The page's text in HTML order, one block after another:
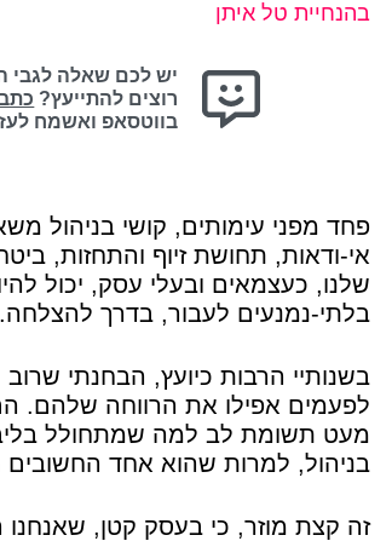
בהנחיית טל איתן
יש לכם שאלה לגבי
רוצים להתייעץ?
בווטסאפ ואשמח
פחד מפני עימותים, קושי בניהול
אי-ודאות, תחושת זיוף והתחזות,
שלנו, כעצמאים ובעלי עסק, יכול
בלתי-נמנעים לעבור, בדרך להצלחה.
בשנותיי הרבות כיועץ, הבחנתי
לפעמים אפילו את הרווחה שלהם.
מעט תשומת לב למה שמתחולל
בניהול, למרות שהוא אחד
זה קצת מוזר, כי בעסק קטן,